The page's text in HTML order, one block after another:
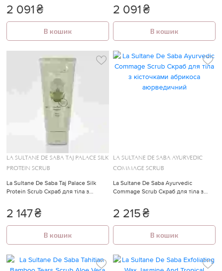
імбиром
2 091₴
В кошик
квіти
2 091₴
В кошик
LA SULTANE DE SABA TAJ PALACE SILK
PROTEIN SCRUB
La Sultane De Saba Taj Palace Silk
Protein Scrub Скраб для тіла з
2 147₴
В кошик
LA SULTANE DE SABA AYURVEDIC
COMMAGE SCRUB
La Sultane De Saba Ayurvedic
Commage Scrub Скраб для тіла з
2 215₴
В кошик